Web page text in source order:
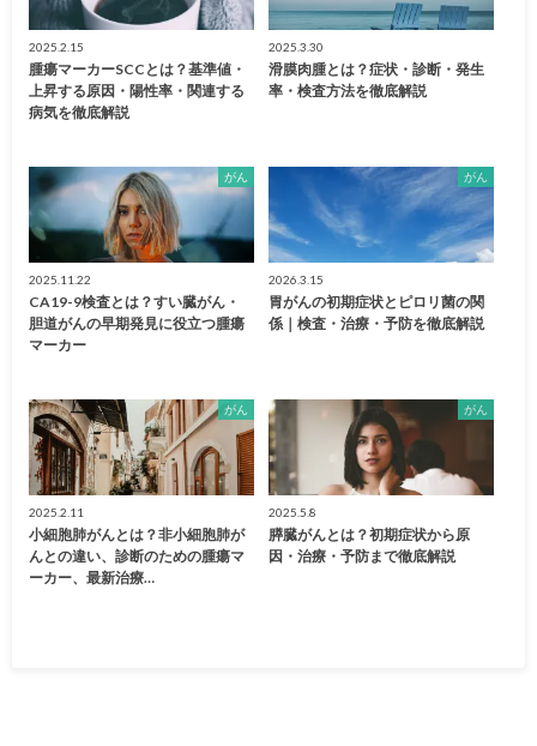
2025.2.15
腫瘍マーカーSCCとは？基準値・
上昇する原因・陽性率・関連する
病気を徹底解説
2025.3.30
滑膜肉腫とは？症状・診断・発生
率・検査方法を徹底解説
がん
2025.11.22
CA19-9検査とは？すい臓がん・
胆道がんの早期発見に役立つ腫瘍
マーカー
がん
2026.3.15
胃がんの初期症状とピロリ菌の関
係｜検査・治療・予防を徹底解説
がん
2025.2.11
小細胞肺がんとは？非小細胞肺が
んとの違い、診断のための腫瘍マ
ーカー、最新治療…
がん
2025.5.8
膵臓がんとは？初期症状から原
因・治療・予防まで徹底解説